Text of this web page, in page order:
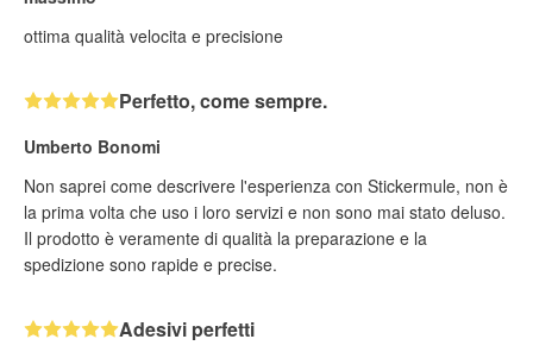
ottima qualità velocita e precisione
Perfetto, come sempre.
Umberto Bonomi
Non saprei come descrivere l'esperienza con Stickermule, non è
la prima volta che uso i loro servizi e non sono mai stato deluso.
Il prodotto è veramente di qualità la preparazione e la
spedizione sono rapide e precise.
Adesivi perfetti